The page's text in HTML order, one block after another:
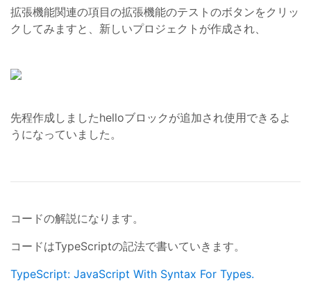
拡張機能関連の項目の拡張機能のテストのボタンをクリッ
クしてみますと、新しいプロジェクトが作成され、
先程作成しましたhelloブロックが追加され使用できるよ
うになっていました。
コードの解説になります。
コードはTypeScriptの記法で書いていきます。
TypeScript: JavaScript With Syntax For Types.